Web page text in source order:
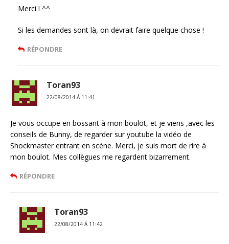
Merci ! ^^
Si les demandes sont là, on devrait faire quelque chose !
RÉPONDRE
Toran93
22/08/2014 Á 11:41
Je vous occupe en bossant à mon boulot, et je viens ,avec les
conseils de Bunny, de regarder sur youtube la vidéo de
Shockmaster entrant en scène. Merci, je suis mort de rire à
mon boulot. Mes collègues me regardent bizarrement.
RÉPONDRE
Toran93
22/08/2014 Á 11:42